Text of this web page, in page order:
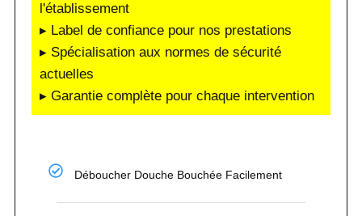
l'établissement
▸ Label de confiance pour nos prestations
▸ Spécialisation aux normes de sécurité
actuelles
▸ Garantie complète pour chaque intervention
Déboucher Douche Bouchée Facilement